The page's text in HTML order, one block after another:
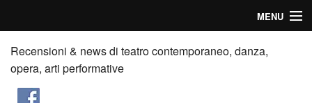
MENU
Home
Recensioni
Recensioni & news di teatro contemporaneo, danza,
opera, arti performative